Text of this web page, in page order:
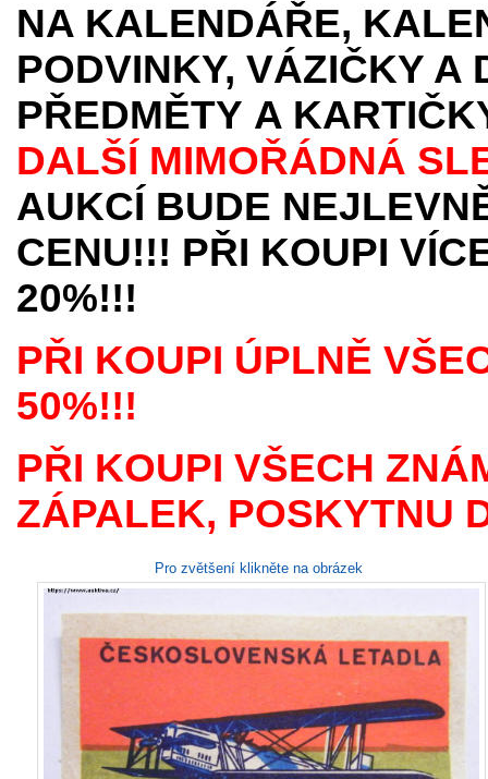
NA KALENDÁŘE,
PODVINKY, VÁZIČKY A
PŘEDMĚTY A
DALŠÍ MIMOŘÁDNÁ
AUKCÍ BUDE
CENU!!! PŘI KOUPI
20%!!!
PŘI KOUPI ÚPLNĚ
50%!!!
PŘI KOUPI VŠECH
ZÁPALEK, POSKYTNU
Pro zvětšení klikněte na obrázek